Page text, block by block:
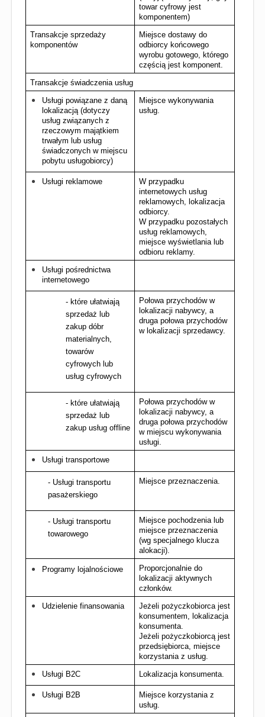
towar cyfrowy jest
komponentem)
Transakcje sprzedaży
komponentów
Miejsce dostawy do
odbiorcy końcowego
wyrobu gotowego, którego
częścią jest komponent.
Transakcje świadczenia usług
Usługi powiązane z daną
lokalizacją (dotyczy
usług związanych z
rzeczowym majątkiem
trwałym lub usług
świadczonych w miejscu
pobytu usługobiorcy)
Miejsce wykonywania
usług.
Usługi reklamowe
W przypadku
internetowych usług
reklamowych, lokalizacja
odbiorcy.
W przypadku pozostałych
usług reklamowych,
miejsce wyświetlania lub
odbioru reklamy.
Usługi pośrednictwa
internetowego
- które ułatwiają
sprzedaż lub
zakup dóbr
materialnych,
towarów
cyfrowych lub
usług cyfrowych
Połowa przychodów w
lokalizacji nabywcy, a
druga połowa przychodów
w lokalizacji sprzedawcy.
- które ułatwiają
sprzedaż lub
zakup usług offline
Połowa przychodów w
lokalizacji nabywcy, a
druga połowa przychodów
w miejscu wykonywania
usługi.
Usługi transportowe
- Usługi transportu
pasażerskiego
Miejsce przeznaczenia.
- Usługi transportu
towarowego
Miejsce pochodzenia lub
miejsce przeznaczenia
(wg specjalnego klucza
alokacji).
Programy lojalnościowe
Proporcjonalnie do
lokalizacji aktywnych
członków.
Udzielenie finansowania
Jeżeli pożyczkobiorca jest
konsumentem, lokalizacja
konsumenta.
Jeżeli pożyczkobiorcą jest
przedsiębiorca, miejsce
korzystania z usług.
Usługi B2C
Lokalizacja konsumenta.
Usługi B2B
Miejsce korzystania z
usług.